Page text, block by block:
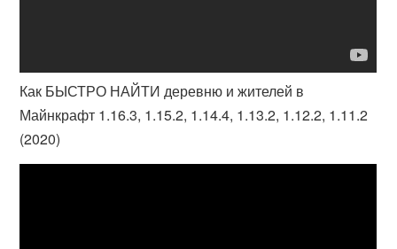
Как БЫСТРО НАЙТИ деревню и жителей в
Майнкрафт 1.16.3, 1.15.2, 1.14.4, 1.13.2, 1.12.2, 1.11.2
(2020)